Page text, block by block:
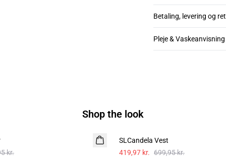
Betaling, levering og
Pleje & Vaskeanvisning
Shop the look
kr.
- 40%
SLCandela Vest
419,97 kr. 699,95 kr.